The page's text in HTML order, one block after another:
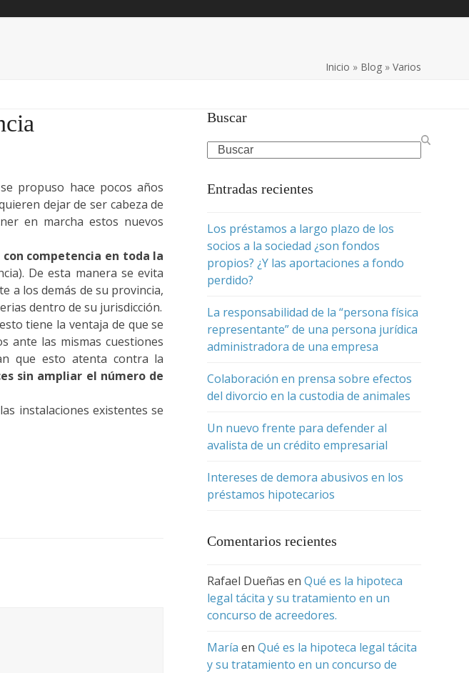
Inicio » Blog» Varios
propuso hace pocos años
dejar de ser cabeza de
en marcha estos nuevos
competencia en toda la
De esta manera se evita
a los demás de su provincia,
dentro de su jurisdicción.
esto tiene la ventaja de que se
ante las mismas cuestiones
que esto atenta contra la
sin ampliar el número de
instalaciones existentes se
Buscar
Search
Entradas recientes
Los préstamos a largo plazo de los
socios a la sociedad ¿son fondos
propios? ¿Y las aportaciones a fondo
perdido?
La responsabilidad de la “persona física
representante” de una persona jurídica
administradora de una empresa
Colaboración en prensa sobre efectos
del divorcio en la custodia de animales
Un nuevo frente para defender al
avalista de un crédito empresarial
Intereses de demora abusivos en los
préstamos hipotecarios
Comentarios recientes
Rafael Dueñas en Qué es la hipoteca
legal tácita y su tratamiento en un
concurso de acreedores.
María en Qué es la hipoteca legal tácita
y su tratamiento en un concurso de